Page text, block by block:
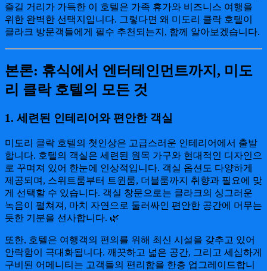
즐길 거리가 가득한 이 호텔은 가족 휴가와 비즈니스 여행을
위한 완벽한 선택지입니다. 그렇다면 왜 미도리 클락 호텔이
클라크 방문객들에게 필수 추천되는지, 함께 알아보겠습니다.
본론: 휴식에서 엔터테인먼트까지, 미도
리 클락 호텔의 모든 것
1. 세련된 인테리어와 편안한 객실
미도리 클락 호텔의 첫인상은 고급스러운 인테리어에서 출발
합니다. 호텔의 객실은 세련된 원목 가구와 현대적인 디자인으
로 꾸며져 있어 한눈에 인상적입니다. 객실 옵션도 다양하게
제공되며, 스위트룸부터 트윈룸, 더블룸까지 취향과 필요에 맞
게 선택할 수 있습니다. 객실 창문으로는 클라크의 싱그러운
녹음이 펼쳐져, 마치 자연으로 둘러싸인 편안한 공간에 머무는
듯한 기분을 선사합니다. 🌿
또한, 호텔은 여행객의 편의를 위해 최신 시설을 갖추고 있어
안락함이 극대화됩니다. 깨끗하고 넓은 공간, 그리고 세심하게
구비된 어메니티는 고객들의 편리함을 한층 업그레이드합니